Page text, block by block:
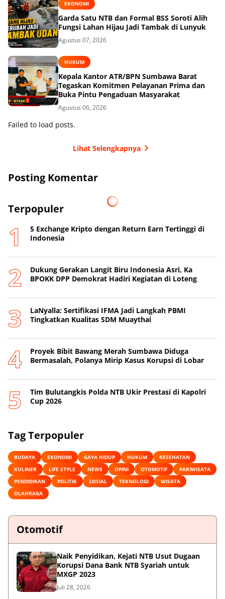
EKONOMI
Garda Satu NTB dan Formal BSS Soroti Alih
Fungsi Lahan Hijau Jadi Tambak di Lunyuk
Agustus 07, 2026
HUKUM
Kepala Kantor ATR/BPN Sumbawa Barat
Tegaskan Komitmen Pelayanan Prima dan
Buka Pintu Pengaduan Masyarakat
Agustus 06, 2026
Failed to load posts.
Lihat Selengkapnya
Posting Komentar
Terpopuler
5 Exchange Kripto dengan Return Earn Tertinggi di
Indonesia
Dukung Gerakan Langit Biru Indonesia Asri, Ka
BPOKK DPP Demokrat Hadiri Kegiatan di Loteng
LaNyalla: Sertifikasi IFMA Jadi Langkah PBMI
Tingkatkan Kualitas SDM Muaythai
Proyek Bibit Bawang Merah Sumbawa Diduga
Bermasalah, Polanya Mirip Kasus Korupsi di Lobar
Tim Bulutangkis Polda NTB Ukir Prestasi di Kapolri
Cup 2026
Tag Terpopuler
BUDAYA EKONOMI GAYA HIDUP HUKUM
KESEHATAN
KULINER
LIFE STYLE NEWS OPINI OTOMOTIF
PARIWISATA
PENDIDIKAN
POLITIK SOSIAL TEKNOLOGI
WISATA
OLAHRAGA
Otomotif
Naik Penyidikan, Kejati NTB Usut Dugaan
Korupsi Dana Bank NTB Syariah untuk
MXGP 2023
Juli 28, 2026